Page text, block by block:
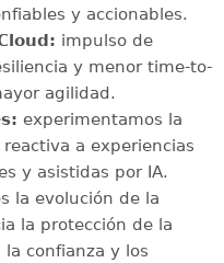
y accionables.
impulso de
y menor time-to-
agilidad.
experimentamos la
a experiencias
y asistidas por IA.
la evolución de la
la protección de la
confianza y los